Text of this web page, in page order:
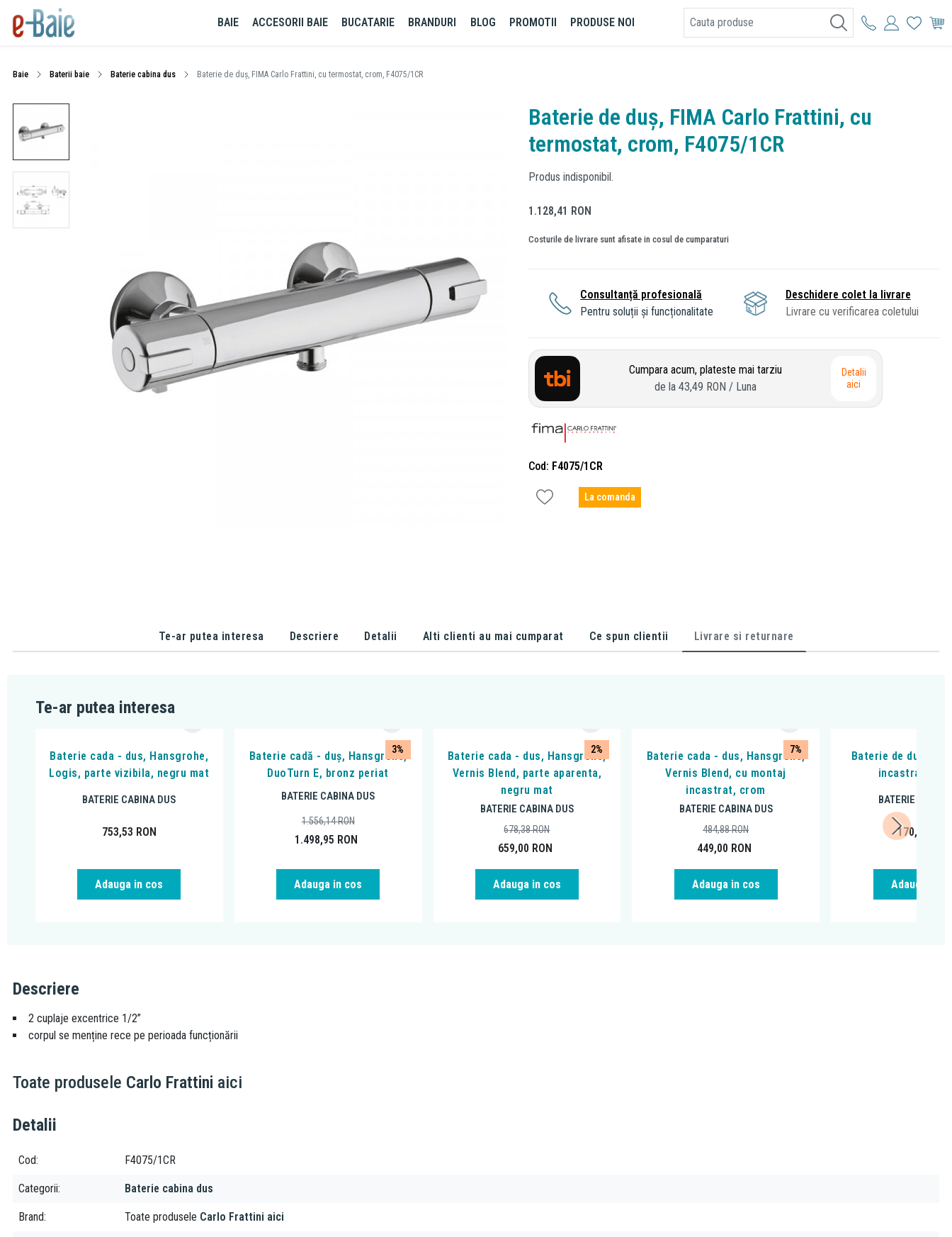
BAIE ACCESORII BAIE BUCATARIE BRANDURI BLOG PROMOTII PRODUSE NOI
Baie Baterii baie Baterie cabina dus Baterie de duș, FIMA Carlo Frattini, cu termostat, crom, F4075/1CR
Baterie de duș, FIMA Carlo Frattini, cu
termostat, crom, F4075/1CR
Produs indisponibil.
1.128,41 RON
Costurile de livrare sunt afisate in cosul de cumparaturi
Consultanță profesională
Pentru soluții și funcționalitate
Deschidere colet la livrare
Livrare cu verificarea coletului
Cumpara acum, plateste mai tarziu
de la 43,49 RON / Luna
Detalii
aici
Cod F4075/1CR
La comanda
Te-ar putea interesa Descriere Detalii Alti clienti au mai cumparat Ce spun clientii Livrare si returnare
Te-ar putea interesa
Baterie cada - dus, Hansgrohe,
Logis, parte vizibila, negru mat
BATERIE CABINA DUS
753,53 RON
Adauga in cos
3%
Baterie cadă - duș, Hansgrohe,
DuoTurn E, bronz periat
BATERIE CABINA DUS
1.498,95 RON
1.556,14RON
Adauga in cos
2%
Baterie cada - dus, Hansgrohe,
Vernis Blend, parte aparenta,
negru mat
BATERIE CABINA DUS
659,00 RON
678,38RON
Adauga in cos
7%
Baterie cada - dus, Hansgrohe,
Vernis Blend, cu montaj
incastrat, crom
BATERIE CABINA DUS
449,00 RON
484,88RON
Adauga in cos
Baterie de dus,
incastrabila,
BATERIE
170,99
Adauga in
Descriere
2 cuplaje excentrice 1/2”
corpul se menține rece pe perioada funcționării
Toate produsele Carlo Frattini aici
Detalii
Cod F4075/1CR
Categorii Baterie cabina dus
Brand Toate produsele Carlo Frattini aici